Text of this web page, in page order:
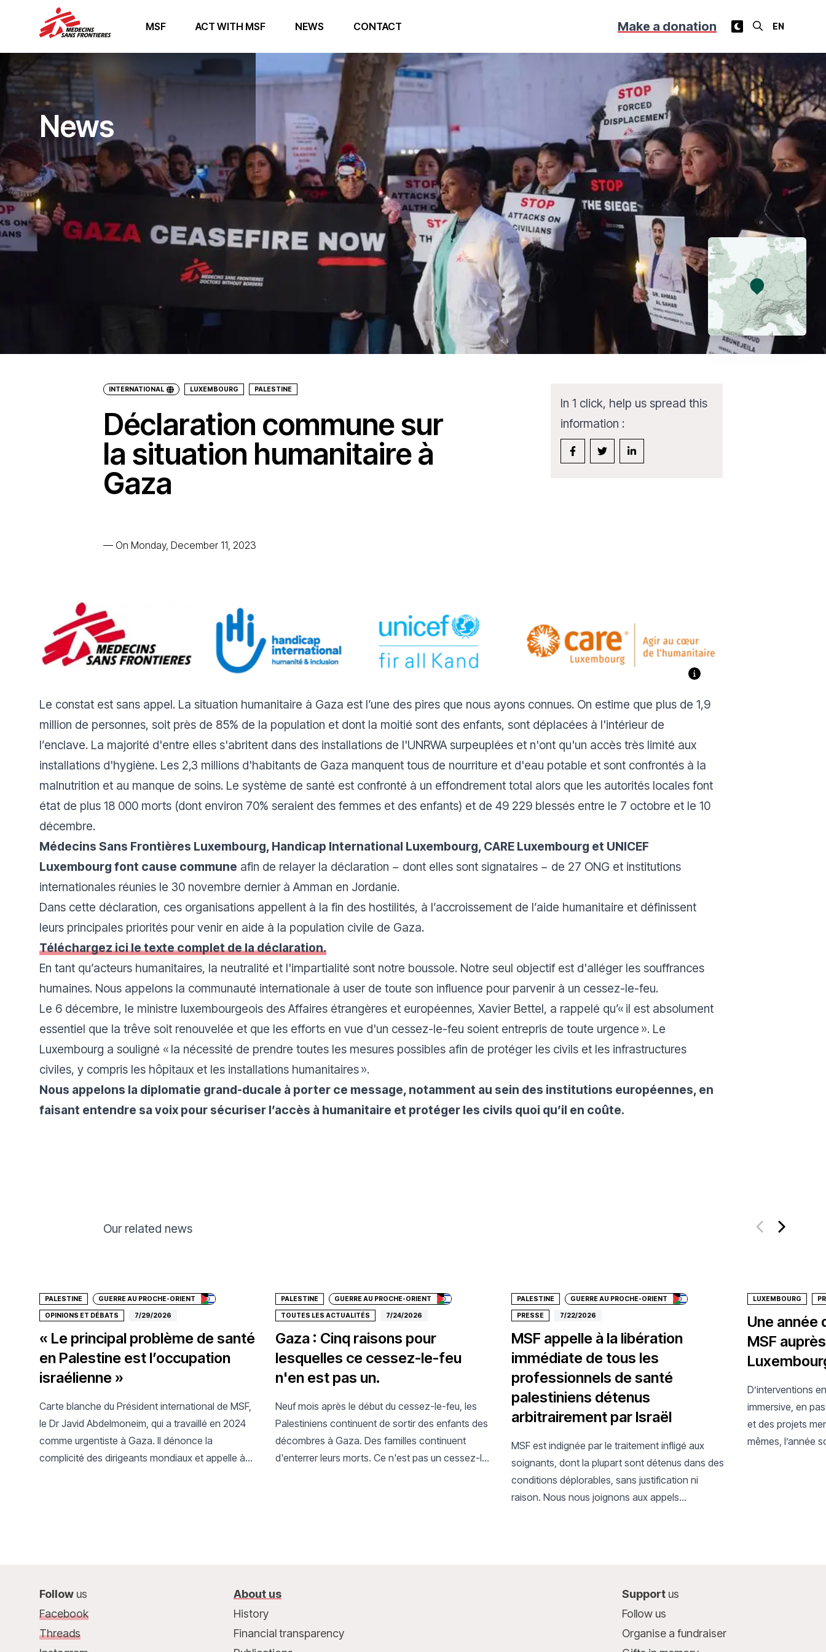
MSF ACT WITH MSF NEWS CONTACT Make a donation
News
INTERNATIONAL LUXEMBOURG PALESTINE
Déclaration commune sur
la situation humanitaire à
Gaza
— On Monday, December 11, 2023
In 1 click, help us spread this
information :
Le constat est sans appel. La situation humanitaire à Gaza est l’une des pires que nous ayons connues. On estime que plus de 1,9
million de personnes, soit près de 85% de la population et dont la moitié sont des enfants, sont déplacées à l'intérieur de
l’enclave. La majorité d'entre elles s'abritent dans des installations de l'UNRWA surpeuplées et n'ont qu'un accès très limité aux
installations d'hygiène. Les 2,3 millions d'habitants de Gaza manquent tous de nourriture et d'eau potable et sont confrontés à la
malnutrition et au manque de soins. Le système de santé est confronté à un effondrement total alors que les autorités locales font
état de plus 18 000 morts (dont environ 70% seraient des femmes et des enfants) et de 49 229 blessés entre le 7 octobre et le 10
décembre.
Médecins Sans Frontières Luxembourg, Handicap International Luxembourg, CARE Luxembourg et UNICEF
Luxembourg font cause commune afin de relayer la déclaration − dont elles sont signataires − de 27 ONG et institutions
internationales réunies le 30 novembre dernier à Amman en Jordanie.
Dans cette déclaration, ces organisations appellent à la fin des hostilités, à l’accroissement de l’aide humanitaire et définissent
leurs principales priorités pour venir en aide à la population civile de Gaza.
Téléchargez ici le texte complet de la déclaration.
En tant qu’acteurs humanitaires, la neutralité et l'impartialité sont notre boussole. Notre seul objectif est d'alléger les souffrances
humaines. Nous appelons la communauté internationale à user de toute son influence pour parvenir à un cessez-le-feu.
Le 6 décembre, le ministre luxembourgeois des Affaires étrangères et européennes, Xavier Bettel, a rappelé qu’« il est absolument
essentiel que la trêve soit renouvelée et que les efforts en vue d'un cessez-le-feu soient entrepris de toute urgence ». Le
Luxembourg a souligné « la nécessité de prendre toutes les mesures possibles afin de protéger les civils et les infrastructures
civiles, y compris les hôpitaux et les installations humanitaires ».
Nous appelons la diplomatie grand-ducale à porter ce message, notamment au sein des institutions européennes, en
faisant entendre sa voix pour sécuriser l’accès à humanitaire et protéger les civils quoi qu’il en coûte.
Our related news
PALESTINE GUERRE AU PROCHE-ORIENT
OPINIONS ET DÉBATS 7/29/2026
« Le principal problème de santé
en Palestine est l’occupation
israélienne »
Carte blanche du Président international de MSF,
le Dr Javid Abdelmoneim, qui a travaillé en 2024
comme urgentiste à Gaza. Il dénonce la
complicité des dirigeants mondiaux et appelle à
PALESTINE GUERRE AU PROCHE-ORIENT
TOUTES LES ACTUALITÉS 7/24/2026
Gaza : Cinq raisons pour
lesquelles ce cessez-le-feu
n'en est pas un.
Neuf mois après le début du cessez-le-feu, les
Palestiniens continuent de sortir des enfants des
décombres à Gaza. Des familles continuent
d'enterrer leurs morts. Ce n'est pas un cessez-le-
PALESTINE GUERRE AU PROCHE-ORIENT
PRESSE 7/22/2026
MSF appelle à la libération
immédiate de tous les
professionnels de santé
palestiniens détenus
arbitrairement par Israël
MSF est indignée par le traitement infligé aux
soignants, dont la plupart sont détenus dans des
conditions déplorables, sans justification ni
raison. Nous nous joignons aux appels
LUXEMBOURG
Une année
MSF
D’interventions
immersive, en
et des projets
mêmes, l’année
Follow us
Facebook
Threads
About us
History
Financial transparency
Support us
Follow us
Organise a fundraiser